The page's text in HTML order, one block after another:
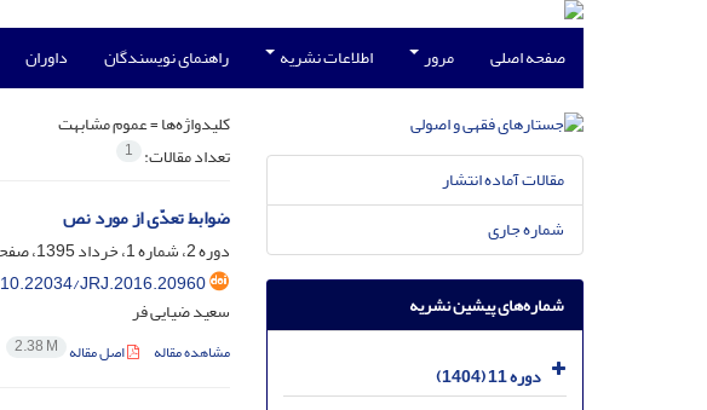
صفحه اصلی مرور اطلاعات نشریه راهنمای نویسندگان داوران
کلیدواژه‌ها =عموم مشابهت
تعداد مقالات: 1
ضوابط تعدّی از مورد نص
دوره 2، شماره 1، خرداد 1395، صفحه
10.22034/JRJ.2016.20960
سعید ضیایی فر
مشاهده مقاله اصل مقاله 2.38 M
مقالات آماده انتشار
شماره جاری
شماره‌های پیشین نشریه
دوره 11 (1404)